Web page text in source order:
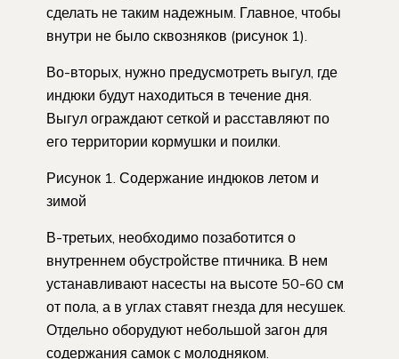
сделать не таким надежным. Главное, чтобы
внутри не было сквозняков (рисунок 1).
Во-вторых, нужно предусмотреть выгул, где
индюки будут находиться в течение дня.
Выгул ограждают сеткой и расставляют по
его территории кормушки и поилки.
Рисунок 1. Содержание индюков летом и
зимой
В-третьих, необходимо позаботится о
внутреннем обустройстве птичника. В нем
устанавливают насесты на высоте 50-60 см
от пола, а в углах ставят гнезда для несушек.
Отдельно оборудуют небольшой загон для
содержания самок с молодняком.